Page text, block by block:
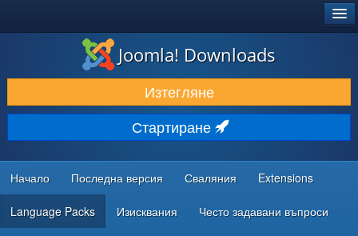
ИЗТЕГЛЯНЕ & РАЗШИРЯВАНЕ
ОТКРИВАЙТЕ & УЧЕТЕ
ОБЩНОСТ & ПОДДРЪЖКА
РЕСУРСИ ЗА РАЗРАБОТКА
Joomla! Downloads
Изтегляне
Стартиране
Начало Последна версия Сваляния Extensions
Language Packs Изисквания Често задавани въпроси